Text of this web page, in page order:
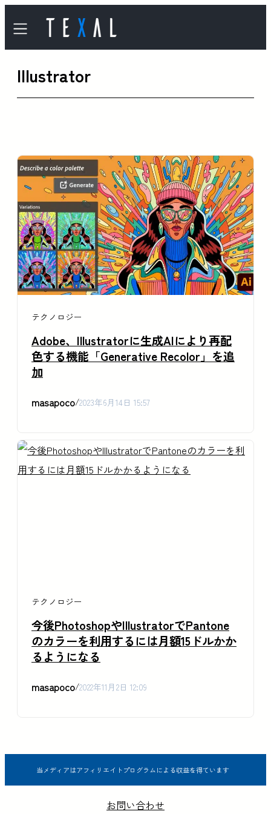
容
を
Illustrator
テクノロジー
Adobe、Illustratorに生成AIにより再配
色する機能「Generative Recolor」を追
加
masapoco/2023年6月14日 15:57
テクノロジー
今後PhotoshopやIllustratorでPantone
のカラーを利用するには月額15ドルかか
るようになる
masapoco/2022年11月2日 12:09
当メディアはアフィリエイトプログラムによる収益を得ています
お問い合わせ